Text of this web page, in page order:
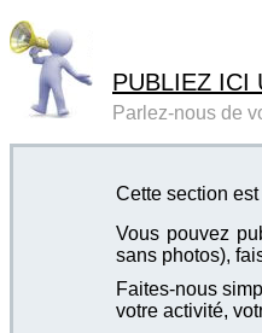
PUBLIEZ ICI
Parlez-nous de
Cette section
Vous pouvez
sans photos),
Faites-nous
votre activité,